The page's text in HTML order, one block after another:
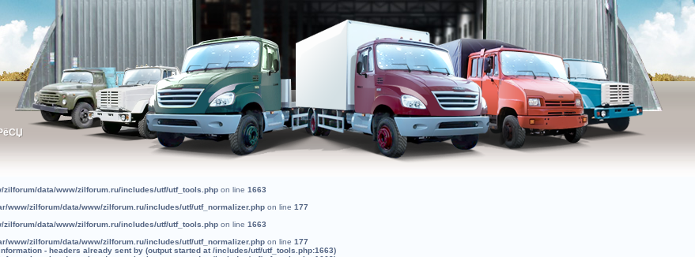
zilforum/data/www/zilforum.ru/includes/utf/utf_tools.php on line 1663
www/zilforum/data/www/zilforum.ru/includes/utf/utf_normalizer.php on line 177
zilforum/data/www/zilforum.ru/includes/utf/utf_tools.php on line 1663
www/zilforum/data/www/zilforum.ru/includes/utf/utf_normalizer.php on line 177
- headers already sent by (output started at /includes/utf/utf_tools.php:1663)